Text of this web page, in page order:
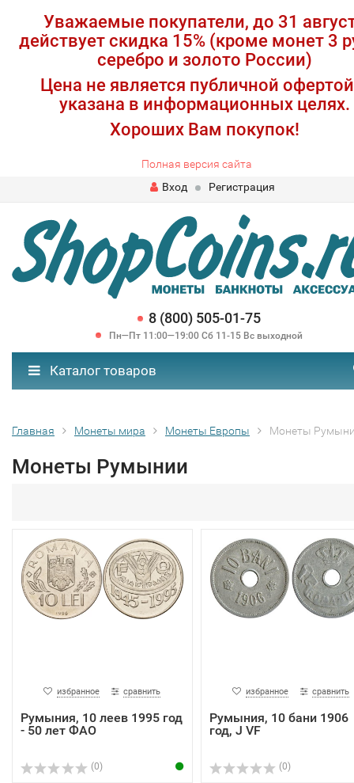
Уважаемые покупатели, до 31
действует скидка 15% (кроме монет 3
серебро и золото России)
Цена не является публичной
указана в информационных целях.
Хороших Вам покупок!
Полная версия сайта
Вход
Регистрация
8 (800) 505-01-75
Пн—Пт 11:00—19:00 Сб 11-15 Вс выходной
Каталог товаров
Главная Монеты мира Монеты Европы Монеты
Монеты Румынии
избранное сравнить
Румыния, 10 леев 1995 год
- 50 лет ФАО
(0)
избранное сравнить
Румыния, 10 бани 1906
год, J VF
(0)